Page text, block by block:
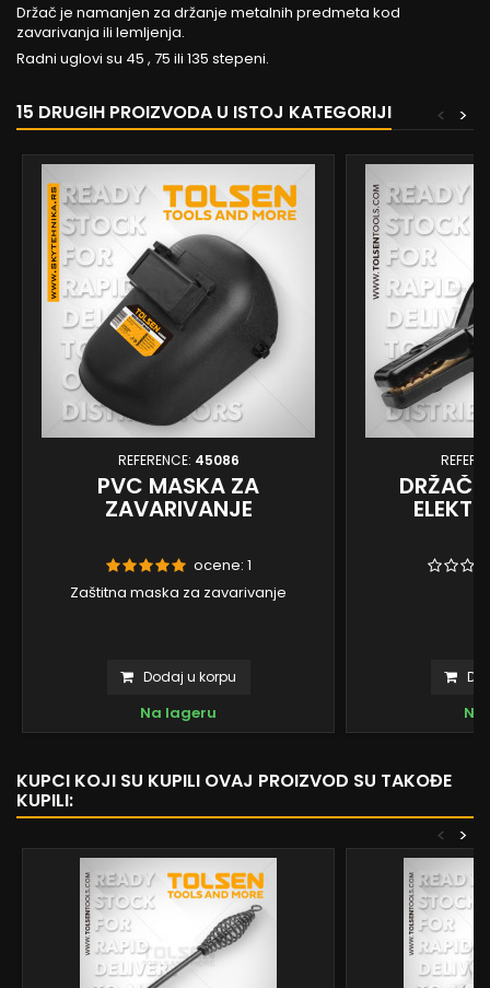
Držač je namanjen za držanje metalnih predmeta kod
zavarivanja ili lemljenja.
Radni uglovi su 45 , 75 ili 135 stepeni.
15 DRUGIH PROIZVODA U ISTOJ KATEGORIJI >
<
REFERENCE: 45086
PVC MASKA ZA
ZAVARIVANJE
ocene: 1
Zaštitna maska za zavarivanje
Dodaj u korpu
Na lageru
DRŽAČ
KUPCI KOJI SU KUPILI OVAJ PROIZVOD SU TAKOĐE
KUPILI:
>
<